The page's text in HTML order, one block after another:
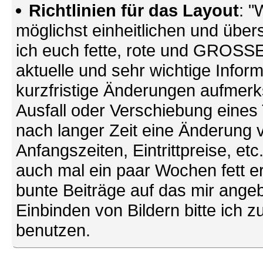
Richtlinien für das Layout:
möglichst einheitlichen und
ich euch fette, rote und
aktuelle und sehr wichtige
kurzfristige Änderungen
Ausfall oder Verschiebung
nach langer Zeit eine Änderung
Anfangszeiten, Eintrittpreise,
auch mal ein paar Wochen fett
bunte Beiträge auf das mir
Einbinden von Bildern bitte ich
benutzen.